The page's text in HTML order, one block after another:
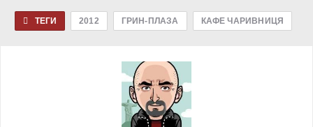
ТЕГИ 2012 ГРИН-ПЛАЗА КАФЕ ЧАРИВНИЦЯ